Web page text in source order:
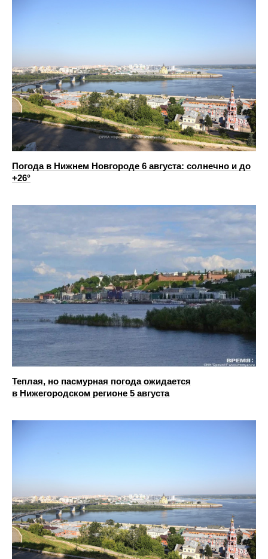
Погода в Нижнем Новгороде 6 августа: солнечно и до
+26°
Теплая, но пасмурная погода ожидается
в Нижегородском регионе 5 августа